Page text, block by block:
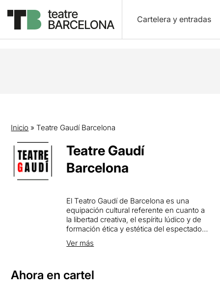
Cartelera y entradas
Inicio »Teatre Gaudí Barcelona
Teatre Gaudí
Barcelona
El Teatro Gaudí de Barcelona es una
equipación cultural referente en cuanto a
la libertad creativa, el espíritu lúdico y de
formación ética y estética del espectador.
En nuestro espacio fomentamos la
interacción entre las personas, que aporta
superación personal, socialización,
Ver más
Ahora en cartel